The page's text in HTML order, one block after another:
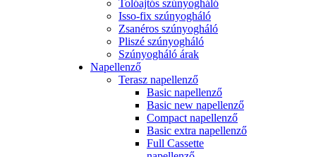
Tolóajtós szúnyogháló
Isso-fix szúnyogháló
Zsanéros szúnyogháló
Pliszé szúnyogháló
Szúnyogháló árak
Napellenző
Terasz napellenző
Basic napellenző
Basic new napellenző
Compact napellenző
Basic extra napellenző
Full Cassette